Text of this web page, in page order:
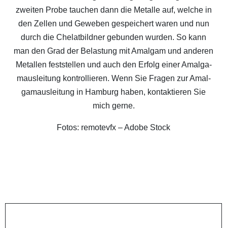
zwei­ten Pro­be tau­chen dann die Metal­le auf, wel­che in
den Zel­len und Gewe­ben gespei­chert waren und nun
durch die Che­lat­bild­ner gebun­den wur­den. So kann
man den Grad der Belas­tung mit Amal­gam und ande­ren
Metal­len fest­stel­len und auch den Erfolg einer Amal­ga­
maus­lei­tung kon­trol­lie­ren. Wenn Sie Fra­gen zur Amal­
ga­maus­lei­tung in Ham­burg haben, kon­tak­tie­ren Sie
mich gerne.
Fotos: remo­tev­fx – Ado­be Stock